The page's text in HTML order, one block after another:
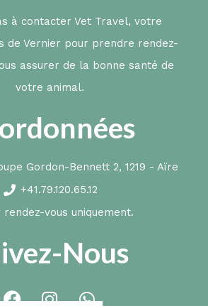
à contacter Vet Travel, votre
de Vernier pour prendre rendez-
assurer de la bonne santé de
votre animal.
Gordon-Bennett 2, 1219 - Aïre
+41.79.120.65.12
rendez-vous uniquement.
Nous